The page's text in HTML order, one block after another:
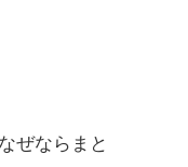
ぜならまと